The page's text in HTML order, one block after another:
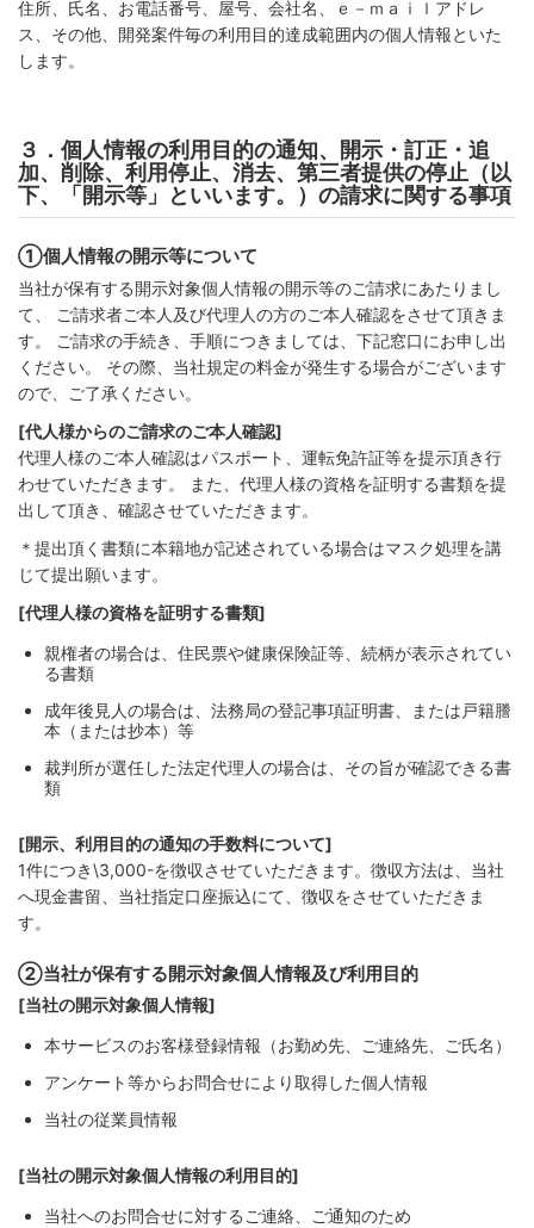
住所、氏名、お電話番号、屋号、会社名、ｅ－ｍａｉｌアドレ
ス、その他、開発案件毎の利用目的達成範囲内の個人情報といた
します。
３．個人情報の利用目的の通知、開示・訂正・追
加、削除、利用停止、消去、第三者提供の停止（以
下、「開示等」といいます。）の請求に関する事項
①個人情報の開示等について
当社が保有する開示対象個人情報の開示等のご請求にあたりまし
て、 ご請求者ご本人及び代理人の方のご本人確認をさせて頂きま
す。 ご請求の手続き、手順につきましては、下記窓口にお申し出
ください。 その際、当社規定の料金が発生する場合がございます
ので、ご了承ください。
[代人様からのご請求のご本人確認]
代理人様のご本人確認はパスポート、運転免許証等を提示頂き行
わせていただきます。 また、代理人様の資格を証明する書類を提
出して頂き、確認させていただきます。
＊提出頂く書類に本籍地が記述されている場合はマスク処理を講
じて提出願います。
[代理人様の資格を証明する書類]
親権者の場合は、住民票や健康保険証等、続柄が表示されてい
る書類
成年後見人の場合は、法務局の登記事項証明書、または戸籍謄
本（または抄本）等
裁判所が選任した法定代理人の場合は、その旨が確認できる書
類
[開示、利用目的の通知の手数料について]
1件につき\3,000-を徴収させていただきます。徴収方法は、当社
へ現金書留、当社指定口座振込にて、徴収をさせていただきま
す。
②当社が保有する開示対象個人情報及び利用目的
[当社の開示対象個人情報]
本サービスのお客様登録情報（お勤め先、ご連絡先、ご氏名）
アンケート等からお問合せにより取得した個人情報
当社の従業員情報
[当社の開示対象個人情報の利用目的]
当社へのお問合せに対するご連絡、ご通知のため